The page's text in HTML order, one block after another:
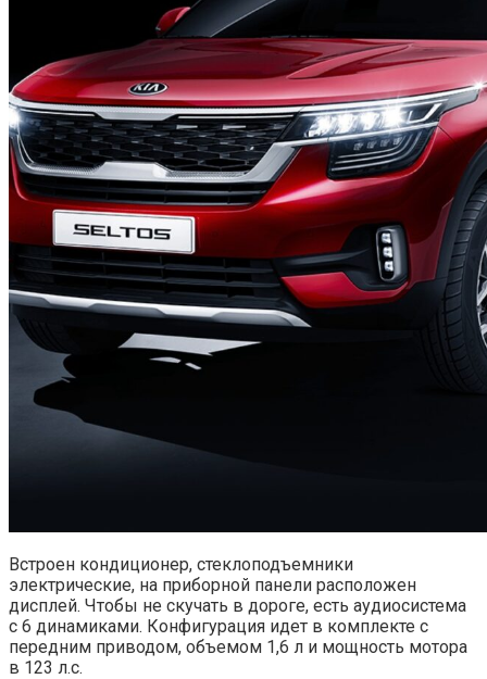
Встроен кондиционер, стеклоподъемники
электрические, на приборной панели расположен
дисплей. Чтобы не скучать в дороге, есть аудиосистема
с 6 динамиками. Конфигурация идет в комплекте с
передним приводом, объемом 1,6 л и мощность мотора
в 123 л.с.